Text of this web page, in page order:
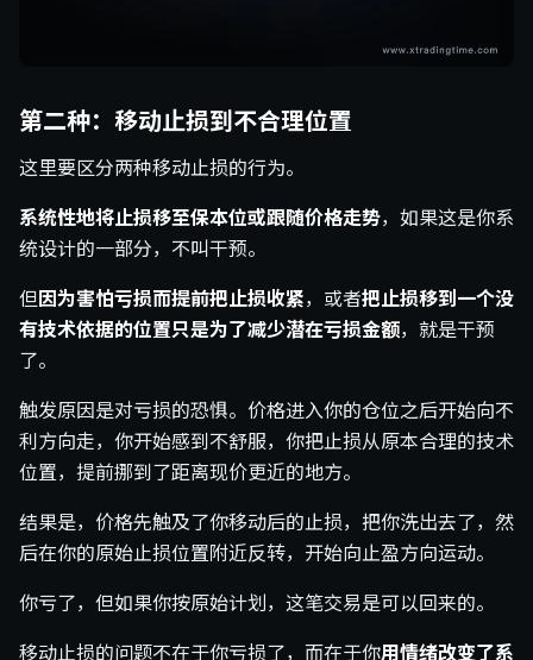
第二种：移动止损到不合理位置
这里要区分两种移动止损的行为。
系统性地将止损移至保本位或跟随价格走势，如果这是你系
统设计的一部分，不叫干预。
但 因为害怕亏损而提前把止损收紧，或者把止损移到一个没
有技术依据的位置只是为了减少潜在亏损金额，就是干预
了。
触发原因是对亏损的恐惧。价格进入你的仓位之后开始向不
利方向走，你开始感到不舒服，你把止损从原本合理的技术
位置，提前挪到了距离现价更近的地方。
结果是，价格先触及了你移动后的止损，把你洗出去了，然
后在你的原始止损位置附近反转，开始向止盈方向运动。
你亏了，但如果你按原始计划，这笔交易是可以回来的。
移动止损的问题不在于你亏损了，而在于你用情绪改变了系